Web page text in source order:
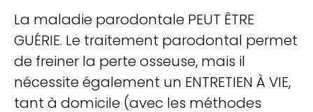
La maladie parodontale PEUT ÊTRE
GUÉRIE. Le traitement parodontal permet
de freiner la perte osseuse, mais il
nécessite également un ENTRETIEN À VIE,
tant à domicile (avec les méthodes